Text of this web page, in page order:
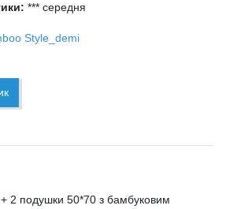
*** середня
Style_demi
2 подушки 50*70 з бамбуковим